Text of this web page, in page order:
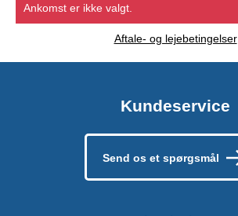
Ankomst er ikke valgt.
Aftale- og lejebetingelser
Kundeservice
Send os et spørgsmål